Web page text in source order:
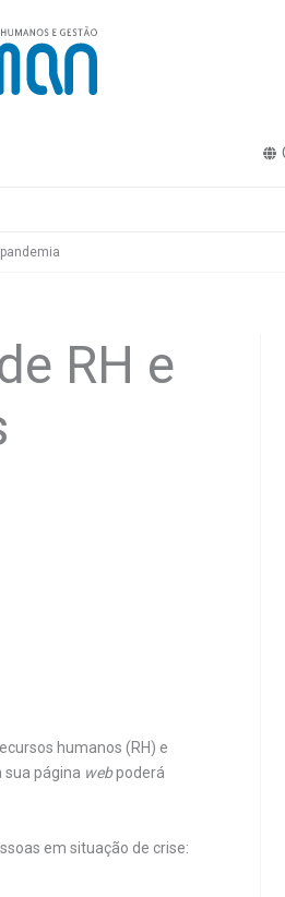
RH e
humanos (RH) e
sua página webpoderá
em situação de crise: